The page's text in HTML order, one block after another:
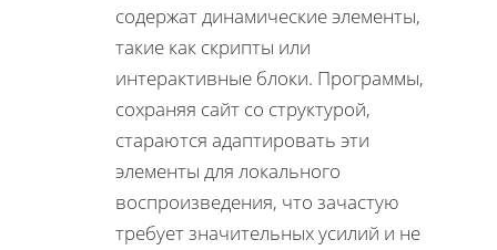
содержат динамические элементы,
такие как скрипты или
интерактивные блоки. Программы,
сохраняя сайт со структурой,
стараются адаптировать эти
элементы для локального
воспроизведения, что зачастую
требует значительных усилий и не